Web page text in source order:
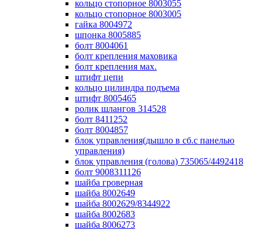
кольцо стопорное 8003055
кольцо стопорное 8003005
гайка 8004972
шпонка 8005885
болт 8004061
болт крепления маховика
болт крепления мах.
штифт цепи
кольцо цилиндра подъема
штифт 8005465
ролик шлангов 314528
болт 8411252
болт 8004857
блок управления(дышло в сб.с панелью
управления)
блок управления (голова) 735065/4492418
болт 9008311126
шайба гроверная
шайба 8002649
шайба 8002629/8344922
шайба 8002683
шайба 8006273